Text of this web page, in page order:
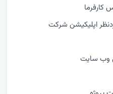
کارفرما
اپلیکیشن شرکت
وب سایت